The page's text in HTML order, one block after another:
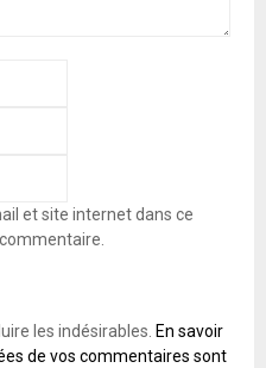
et site internet dans ce
les indésirables. En savoir
de vos commentaires sont